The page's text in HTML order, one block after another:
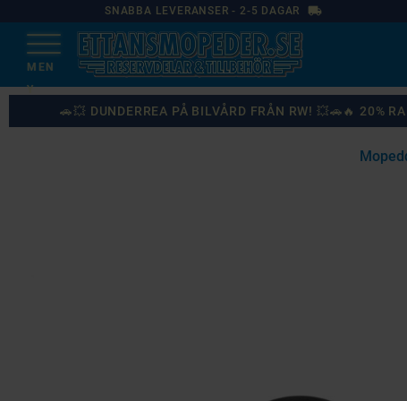
SNABBA LEVERANSER - 2-5 DAGAR local_shipping
🚗💥 DUNDERREA PÅ BILVÅRD FRÅN RW! 💥🚗🔥 20%